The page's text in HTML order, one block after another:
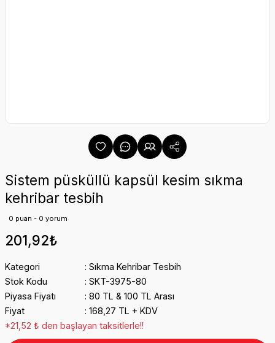
Sistem püsküllü kapsül kesim sıkma
kehribar tesbih
0 puan - 0 yorum
201,92₺
Kategori
Sıkma Kehribar Tesbih
Stok Kodu
SKT-3975-80
Piyasa Fiyatı
80 TL & 100 TL Arası
Fiyat
168,27 TL + KDV
*21,52 ₺ den başlayan taksitlerle!!